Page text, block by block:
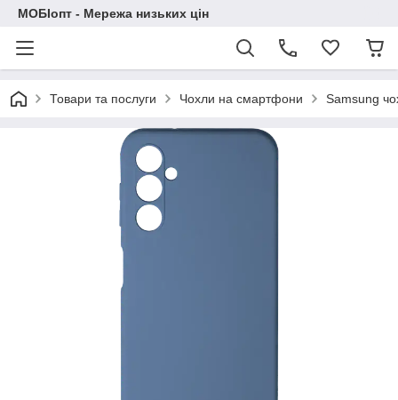
МОБІопт - Мережа низьких цін
Товари та послуги Чохли на смартфони Samsung